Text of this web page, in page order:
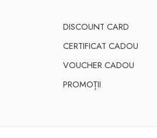
DISCOUNT CARD
CERTIFICAT CADOU
VOUCHER CADOU
PROMOȚII